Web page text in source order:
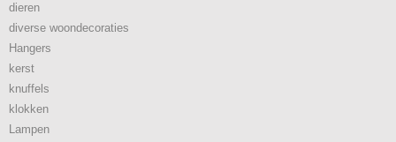
dieren
diverse woondecoraties
Hangers
kerst
knuffels
klokken
Lampen